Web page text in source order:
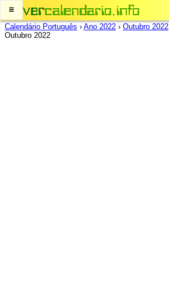
≡
Calendário Português › Ano 2022 › Outubro 2022
Outubro 2022